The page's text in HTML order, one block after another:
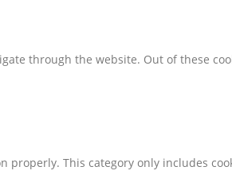
through the website. Out of these
properly. This category only includes